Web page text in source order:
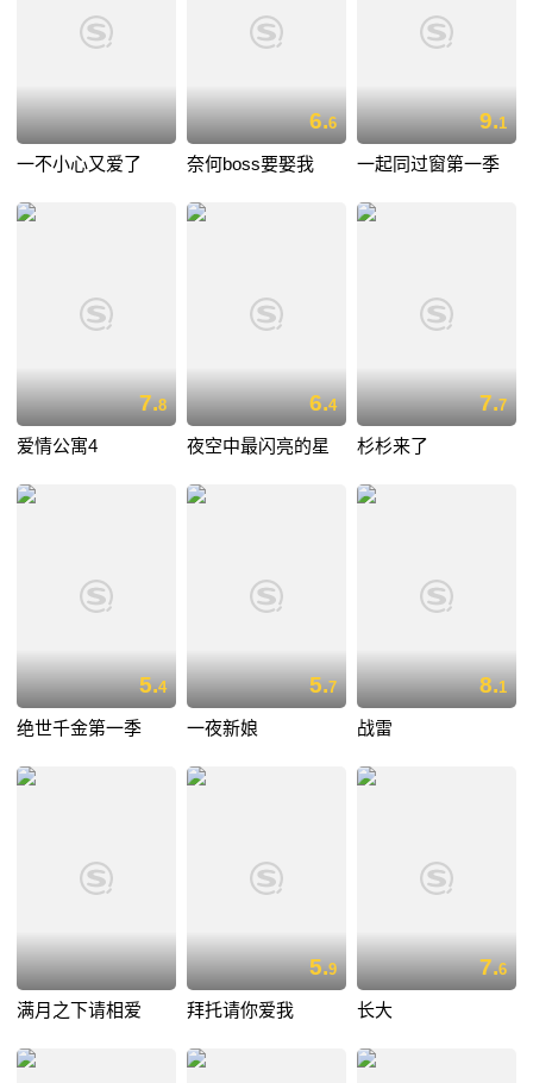
一不小心又爱了
6.6
奈何boss要娶我
9.1
一起同过窗第一季
7.8
爱情公寓4
6.4
夜空中最闪亮的星
7.7
杉杉来了
5.4
绝世千金第一季
5.7
一夜新娘
8.1
战雷
满月之下请相爱
5.9
拜托请你爱我
7.6
长大